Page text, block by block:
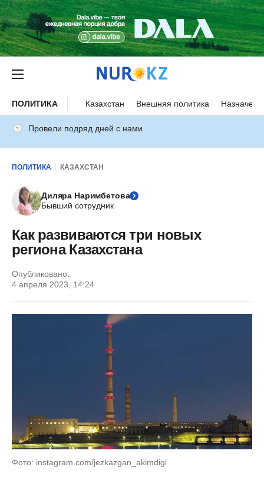
ПОЛИТИКА Казахстан Внешняя политика
Провели подряд дней с нами
ПОЛИТИКА КАЗАХСТАН
Диляра Наримбетова
Бывший сотрудник
Как развиваются три новых
региона Казахстана
Опубликовано:
4 апреля 2023, 14:24
Фото: instagram.com/jezkazgan_akimdigi